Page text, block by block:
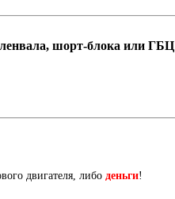
шорт-блока или ГБЦ
двигателя, либо деньги!